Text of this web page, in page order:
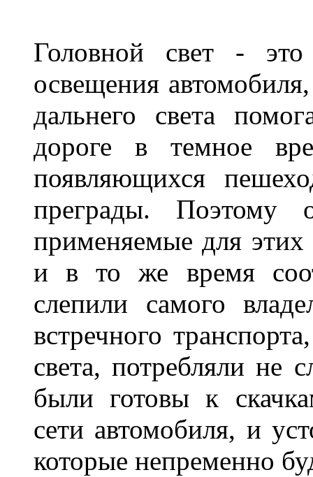
Головной свет -
освещения
дальнего света
дороге в темное
появляющихся
преграды. Поэтому
применяемые для
и в то же время
слепили самого
встречного
света, потребляли не
были готовы к
сети автомобиля, и
которые непременно